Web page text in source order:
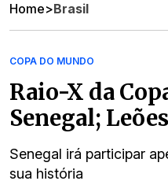
Home>Brasil
COPA DO MUNDO
Raio-X da
Senegal;
Senegal irá participar
sua história